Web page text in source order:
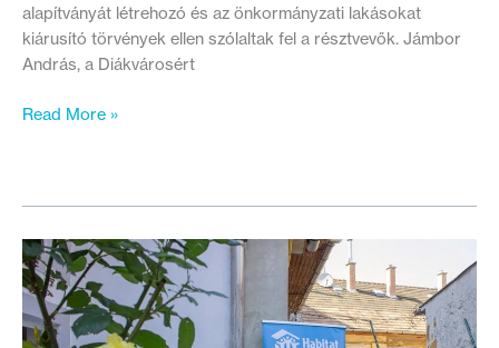
alapítványát létrehozó és az önkormányzati lakásokat
kiárusító törvények ellen szólaltak fel a résztvevők. Jámbor
András, a Diákvárosért
Közös
törvény
ellen
Read More »